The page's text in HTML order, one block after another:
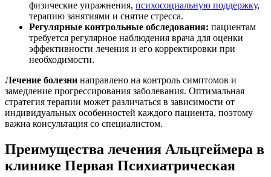
физические упражнения, психосоциальную поддержку,
терапию занятиями и снятие стресса.
Регулярные контрольные обследования: пациентам
требуется регулярное наблюдения врача для оценки
эффективности лечения и его корректировки при
необходимости.
Лечение болезни направлено на контроль симптомов и
замедление прогрессирования заболевания. Оптимальная
стратегия терапии может различаться в зависимости от
индивидуальных особенностей каждого пациента, поэтому
важна консультация со специалистом.
Преимущества лечения Альцгеймера в
клинике Первая Психиатрическая